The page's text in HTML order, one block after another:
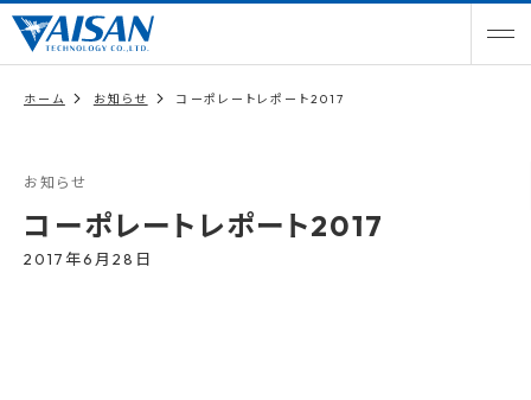
ホーム お知らせ コーポレートレポート2017
お知らせ
コーポレートレポート2017
2017年6月28日